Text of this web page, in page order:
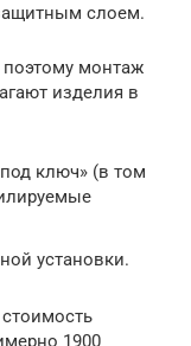
слоем.
поэтому монтаж
изделия в
ключ» (в том
установки.
1900